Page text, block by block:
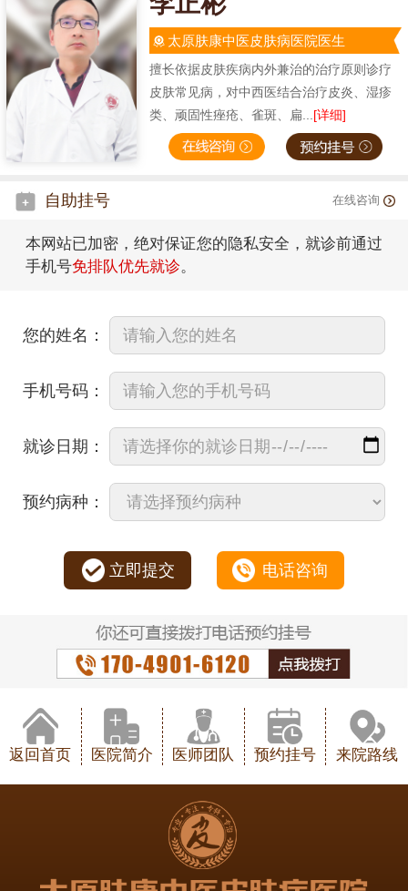
太原肤康中医皮肤病医院医生
擅长依据皮肤疾病内外兼治的治疗原则诊疗
皮肤常见病，对中西医结合治疗皮炎、湿疹
类、顽固性痤疮、雀斑、扁...[详细]
自助挂号 在线咨询
本网站已加密，绝对保证您的隐私安全，就诊前通过
手机号免排队优先就诊。
您的姓名：
手机号码：
就诊日期：
预约病种：
立即提交 电话咨询
返回首页 医院简介 医师团队 预约挂号 来院路线